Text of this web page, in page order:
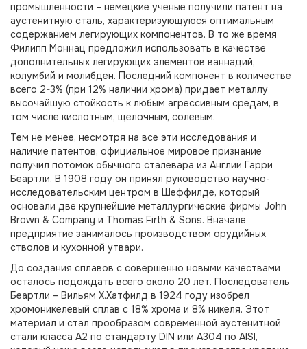
промышленности – немецкие ученые получили патент на
аустенитную сталь, характеризующуюся оптимальным
содержанием легирующих компонентов. В то же время
Филипп Моннац предложил использовать в качестве
дополнительных легирующих элементов ваннадий,
колумбий и молибден. Последний компонент в количестве
всего 2-3% (при 12% наличии хрома) придает металлу
высочайшую стойкость к любым агрессивным средам, в
том числе кислотным, щелочным, солевым.
Тем не менее, несмотря на все эти исследования и
наличие патентов, официальное мировое признание
получил потомок обычного сталевара из Англии Гарри
Беартли. В 1908 году он принял руководство научно-
исследовательским центром в Шеффилде, который
основали две крупнейшие металлургические фирмы John
Brown & Company и Thomas Firth & Sons. Вначале
предприятие занималось производством орудийных
стволов и кухонной утвари.
До создания сплавов с совершенно новыми качествами
осталось подождать всего около 20 лет. Последователь
Беартли – Вильям Х.Хатфилд в 1924 году изобрел
хромоникелевый сплав с 18% хрома и 8% никеля. Этот
материал и стал прообразом современной аустенитной
стали класса А2 по стандарту DIN или А304 по AISI,